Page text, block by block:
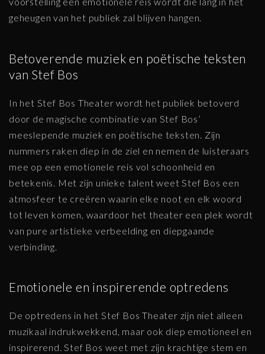
geheugen van het publiek zal blijven hangen.
Betoverende muziek en poëtische teksten
van Stef Bos
In het Stef Bos Theater wordt het publiek betoverd
door de magische combinatie van Stef Bos’
meeslepende muziek en poëtische teksten. Zijn
nummers raken diep in de ziel en nemen de luisteraars
mee op een emotionele reis vol schoonheid en
betekenis. Met zijn unieke talent weet Stef Bos een
atmosfeer te creëren waarin elke noot en elk woord
tot leven komen, waardoor het theater een plek wordt
van pure artistieke verbeelding en diepgaande
verbinding.
Emotionele en inspirerende optredens
De optredens in het Stef Bos Theater zijn niet alleen
muzikaal indrukwekkend, maar ook diep emotioneel en
inspirerend. Stef Bos weet met zijn krachtige stem en